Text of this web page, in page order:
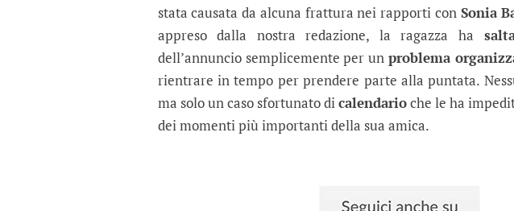
stata causata da alcuna frattura nei rapporti con Sonia
appreso dalla nostra redazione, la ragazza ha
dell’annuncio semplicemente per unproblema
rientrare in tempo per prendere parte alla puntata.
ma solo un caso sfortunato dicalendarioche le ha
dei momenti più importanti della sua amica.